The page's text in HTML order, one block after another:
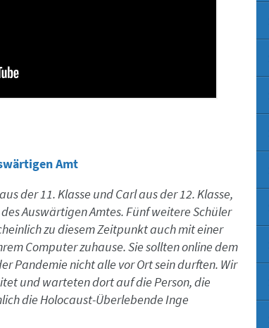
Amt
der 11. Klasse und Carl aus der 12. Klasse,
Auswärtigen Amtes. Fünf weitere Schüler
zu diesem Zeitpunkt auch mit einer
Computer zuhause. Sie sollten online dem
Pandemie nicht alle vor Ort sein durften. Wir
und warteten dort auf die Person, die
die Holocaust-Überlebende Inge